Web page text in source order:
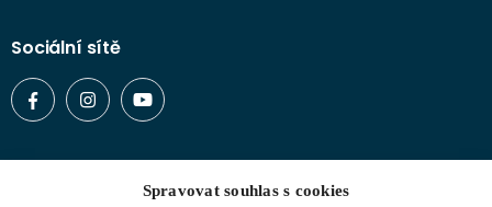
Sociální sítě
Spravovat souhlas s cookies